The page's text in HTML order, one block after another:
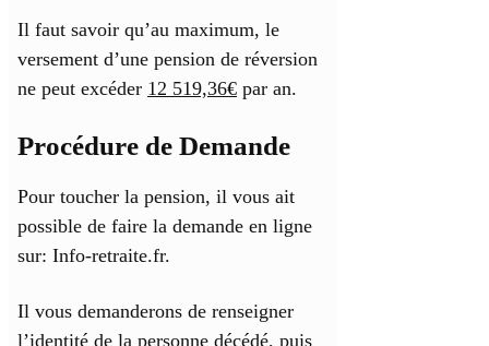
Il faut savoir qu’au maximum, le
versement d’une pension de réversion
ne peut excéder 12 519,36€ par an.
Procédure de Demande
Pour toucher la pension, il vous ait
possible de faire la demande en ligne
sur: Info-retraite.fr.
Il vous demanderons de renseigner
l’identité de la personne décédé, puis